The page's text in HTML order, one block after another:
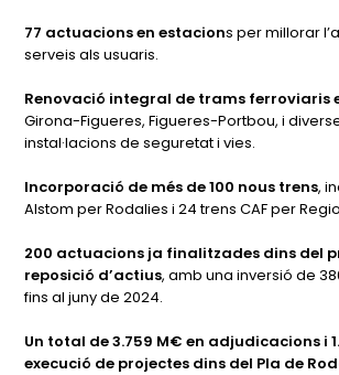
77 actuacions en estacions per millorar
serveis als usuaris.
Renovació integral de trams ferroviaris
Girona-Figueres, Figueres-Portbou, i
instal·lacions de seguretat i vies.
Incorporació de més de 100 nous trens,
Alstom per Rodalies i 24 trens CAF per
200 actuacions ja finalitzades dins del
reposició d’actius, amb una inversió de
fins al juny de 2024.
Un total de 3.759 M€ en adjudicacions i
execució de projectes dins del Pla de